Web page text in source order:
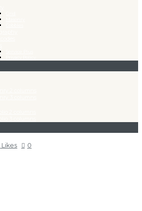
Likes
0